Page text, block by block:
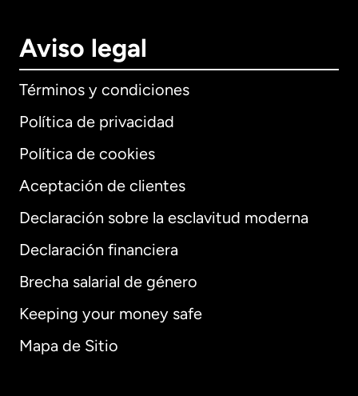
Aviso legal
Términos y condiciones
Política de privacidad
Política de cookies
Aceptación de clientes
Declaración sobre la esclavitud moderna
Declaración financiera
Brecha salarial de género
Keeping your money safe
Mapa de Sitio
Internacional English
Alemania